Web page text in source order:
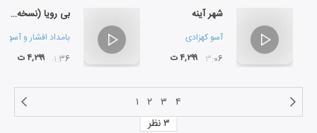
شهر آینه
آسو کهزادی
۰۳:۰۶ ۴,۲۹۹ ت
بی رویا (نسخه‌ی سینمایی)
بامداد افشار و آسو
۰۱:۳۶ ۴,۲۹۹ ت
۱ ۲ ۳ ۴
۳نظر